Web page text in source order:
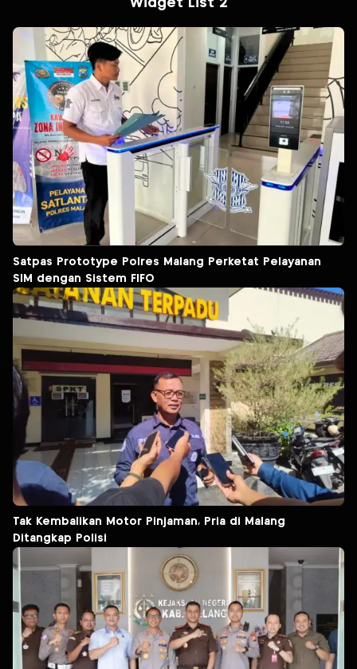
Widget List 2
Satpas Prototype Polres Malang Perketat Pelayanan
SIM dengan Sistem FIFO
Tak Kembalikan Motor Pinjaman, Pria di Malang
Ditangkap Polisi